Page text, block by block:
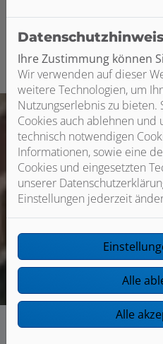
Ihre Zustimmung können
Wir verwenden auf dieser
weitere Technologien, um
Nutzungserlebnis zu bieten.
Cookies auch ablehnen
technisch notwendigen
Informationen, sowie eine
Cookies und eingesetzten
unserer
Einstellungen jederzeit
Alle
Alle